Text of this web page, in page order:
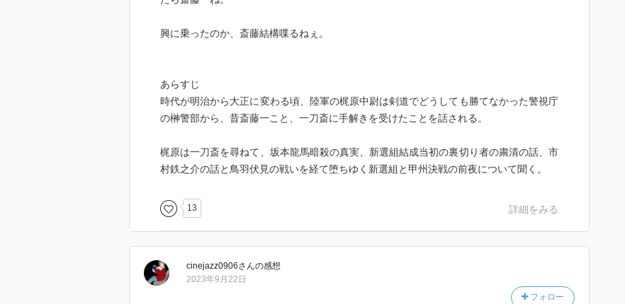
興に乗ったのか、斎藤結構喋るねぇ。
あらすじ
時代が明治から大正に変わる頃、陸軍の梶原中尉は剣道でどうしても勝てなかった警視庁
の榊警部から、昔斎藤一こと、一刀斎に手解きを受けたことを話される。
梶原は一刀斎を尋ねて、坂本龍馬暗殺の真実、新選組結成当初の裏切り者の粛清の話、市
村鉄之介の話と鳥羽伏見の戦いを経て堕ちゆく新選組と甲州決戦の前夜について聞く。
13 詳細をみる
cinejazz0906さんの感想
フォロー
2023年9月22日